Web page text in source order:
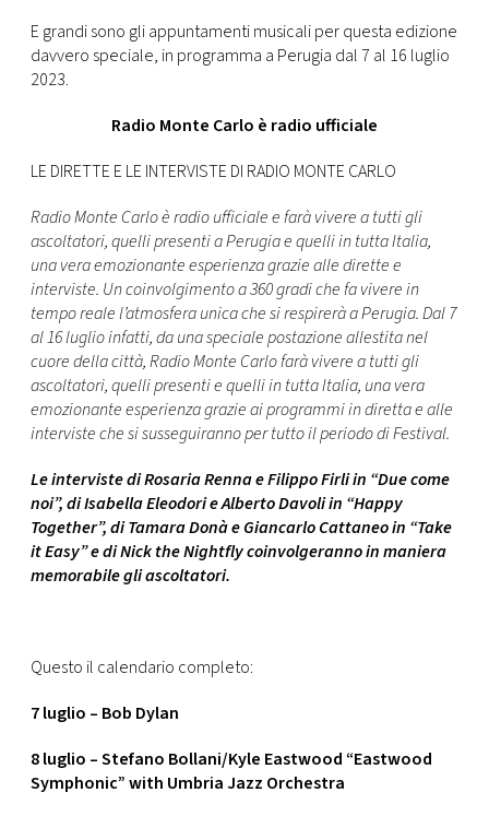
E grandi sono gli appuntamenti musicali per questa edizione
davvero speciale, in programma a Perugia dal 7 al 16 luglio
2023.
Radio Monte Carlo è radio ufficiale
LE DIRETTE E LE INTERVISTE DI RADIO MONTE CARLO
Radio Monte Carlo è radio ufficiale e farà vivere a tutti gli
ascoltatori, quelli presenti a Perugia e quelli in tutta Italia,
una vera emozionante esperienza grazie alle dirette e
interviste. Un coinvolgimento a 360 gradi che fa vivere in
tempo reale l’atmosfera unica che si respirerà a Perugia. Dal 7
al 16 luglio infatti, da una speciale postazione allestita nel
cuore della città, Radio Monte Carlo farà vivere a tutti gli
ascoltatori, quelli presenti e quelli in tutta Italia, una vera
emozionante esperienza grazie ai programmi in diretta e alle
interviste che si susseguiranno per tutto il periodo di Festival.
Le interviste di Rosaria Renna e Filippo Firli in “Due come
noi”, di Isabella Eleodori e Alberto Davoli in “Happy
Together”, di Tamara Donà e Giancarlo Cattaneo in “Take
it Easy” e di Nick the Nightfly coinvolgeranno in maniera
memorabile gli ascoltatori.
Questo il calendario completo:
7 luglio – Bob Dylan
8 luglio – Stefano Bollani/Kyle Eastwood “Eastwood
Symphonic” with Umbria Jazz Orchestra